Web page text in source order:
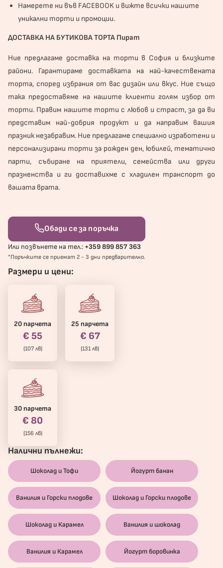
Намерете ни във FACEBOOK и вижте всички нашите
уникални торти и промоции.
ДОСТАВКА НА БУТИКОВА ТОРТА Пират
Ние предлагаме доставка на торти в София и близките
райони. Гарантираме доставката на най-качествената
торта, според избрания от вас дизайн или вкус. Ние също
така предоставяме на нашите клиенти голям избор от
торти. Правим нашите торти с любов и страст, за да ви
представим най-добрия продукт и да направим вашия
празник незабравим. Ние предлагаме специално изработени и
персонализирани торти за рожден ден, юбилей, тематично
парти, събиране на приятели, семейства или други
празненства и ги доставихме с хладилен транспорт до
вашата врата.
Обади се за поръчка
Или позвънете на тел.: +359 899 857 363
*Поръчките се приемат 2 - 3 дни предварително.
Размери и цени:
20 парчета
€ 55
(107 лв)
25 парчета
€ 67
(131 лв)
30 парчета
€ 80
(156 лв)
Налични пълнежи:
Шоколад и Тофи Йогурт банан
Ванилия и Горски плодове Шоколад и Горски плодове
Шоколад и Карамел Ванилия и шоколад
Ванилия и Карамел Йогурт боровинка